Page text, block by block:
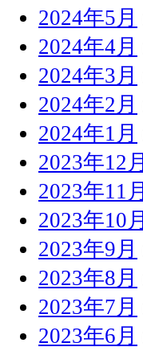
2024年5月
2024年4月
2024年3月
2024年2月
2024年1月
2023年12月
2023年11月
2023年10月
2023年9月
2023年8月
2023年7月
2023年6月